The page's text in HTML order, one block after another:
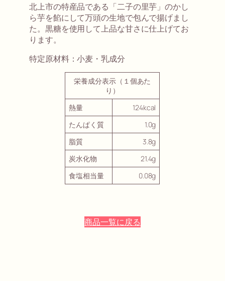
北上市の特産品である「二子の里芋」のかし
ら芋を餡にして万頭の生地で包んで揚げまし
た。黒糖を使用して上品な甘さに仕上げてお
ります。
特定原材料：小麦・乳成分
栄養成分表示（１個あた
り）
熱量
124kcal
たんぱく質
1.0g
脂質
3.8g
炭水化物
21.4g
食塩相当量
0.08g
商品一覧に戻る